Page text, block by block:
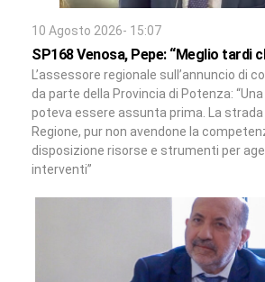
10 Agosto 2026- 15:07
SP168 Venosa, Pepe: “Meglio tardi
L’assessore regionale sull’annuncio di
da parte della Provincia di Potenza:
poteva essere assunta prima. La strada
Regione, pur non avendone la
disposizione risorse e strumenti per
interventi”